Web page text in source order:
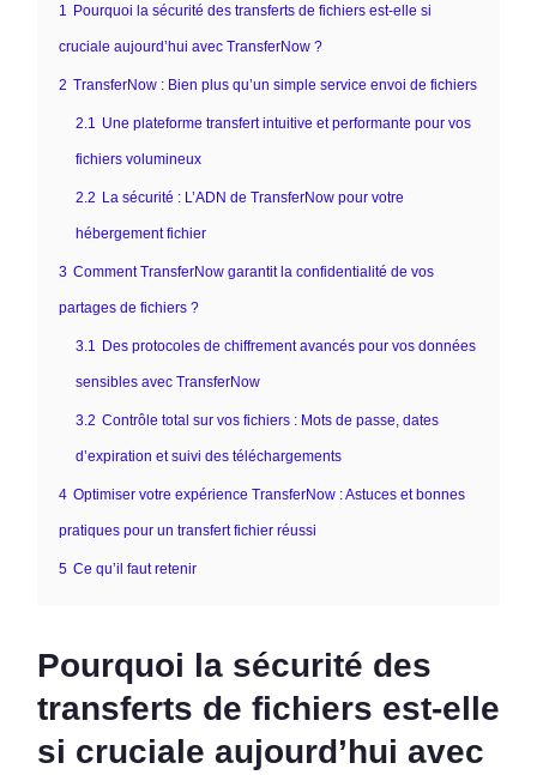
1 Pourquoi la sécurité des transferts de fichiers est-elle si
cruciale aujourd’hui avec TransferNow ?
2 TransferNow : Bien plus qu’un simple service envoi de fichiers
2.1 Une plateforme transfert intuitive et performante pour vos
fichiers volumineux
2.2 La sécurité : L’ADN de TransferNow pour votre
hébergement fichier
3 Comment TransferNow garantit la confidentialité de vos
partages de fichiers ?
3.1 Des protocoles de chiffrement avancés pour vos données
sensibles avec TransferNow
3.2 Contrôle total sur vos fichiers : Mots de passe, dates
d’expiration et suivi des téléchargements
4 Optimiser votre expérience TransferNow : Astuces et bonnes
pratiques pour un transfert fichier réussi
5 Ce qu’il faut retenir
Pourquoi la sécurité des
transferts de fichiers est-elle
si cruciale aujourd’hui avec